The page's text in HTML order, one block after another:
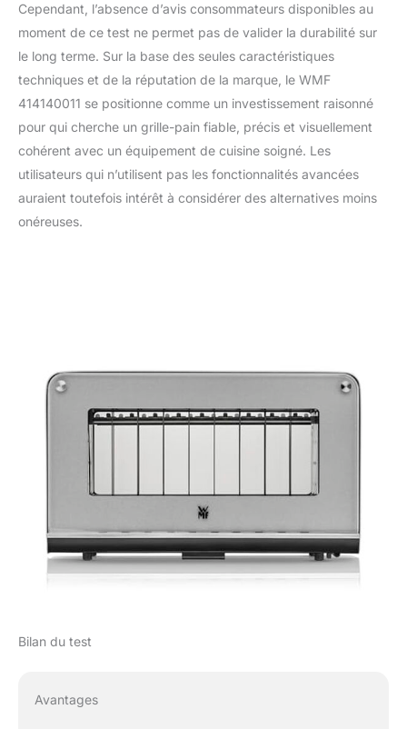
Cependant, l’absence d’avis consommateurs disponibles au
moment de ce test ne permet pas de valider la durabilité sur
le long terme. Sur la base des seules caractéristiques
techniques et de la réputation de la marque, le WMF
414140011 se positionne comme un investissement raisonné
pour qui cherche un grille-pain fiable, précis et visuellement
cohérent avec un équipement de cuisine soigné. Les
utilisateurs qui n’utilisent pas les fonctionnalités avancées
auraient toutefois intérêt à considérer des alternatives moins
onéreuses.
Bilan du test
Avantages